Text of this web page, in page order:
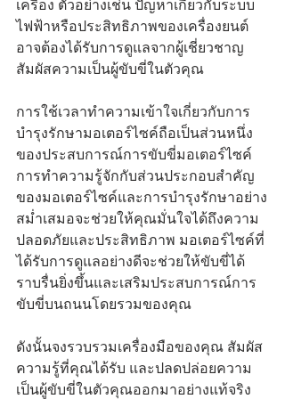
เครื่อง ตัวอย่างเช่น ปัญหาเกี่ยวกับระบบ
ไฟฟ้าหรือประสิทธิภาพของเครื่องยนต์
อาจต้องได้รับการดูแลจากผู้เชี่ยวชาญ
สัมผัสความเป็นผู้ขับขี่ในตัวคุณ
การใช้เวลาทำความเข้าใจเกี่ยวกับการ
บำรุงรักษามอเตอร์ไซค์ถือเป็นส่วนหนึ่ง
ของประสบการณ์การขับขี่มอเตอร์ไซค์
การทำความรู้จักกับส่วนประกอบสำคัญ
ของมอเตอร์ไซค์และการบำรุงรักษาอย่าง
สม่ำเสมอจะช่วยให้คุณมั่นใจได้ถึงความ
ปลอดภัยและประสิทธิภาพ มอเตอร์ไซค์ที่
ได้รับการดูแลอย่างดีจะช่วยให้ขับขี่ได้
ราบรื่นยิ่งขึ้นและเสริมประสบการณ์การ
ขับขี่บนถนนโดยรวมของคุณ
ดังนั้นจงรวบรวมเครื่องมือของคุณ สัมผัส
ความรู้ที่คุณได้รับ และปลดปล่อยความ
เป็นผู้ขับขี่ในตัวคุณออกมาอย่างแท้จริง